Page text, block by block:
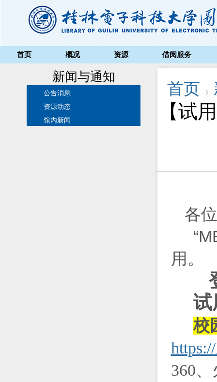
首页 概况 资源 借阅服务
新闻与通知
公告消息
资源动态
馆内新闻
首页
【试
各
用。
试
校
360